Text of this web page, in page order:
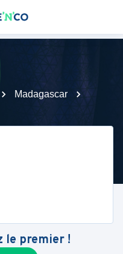
Madagascar
le premier !